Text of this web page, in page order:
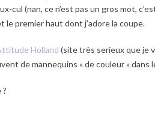
cul (nan, ce n’est pas un gros mot,
premier haut dont j’adore la coupe.
Holland (site très serieux que je
de mannequins « de couleur »